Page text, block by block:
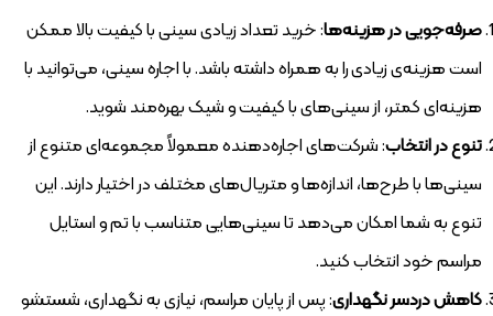
صرفه‌جویی در هزینه‌ها: خرید تعداد زیادی سینی با کیفیت بالا ممکن
است هزینه‌ی زیادی را به همراه داشته باشد. با اجاره سینی، می‌توانید با
هزینه‌ای کمتر، از سینی‌های با کیفیت و شیک بهره‌مند شوید.
تنوع در انتخاب: شرکت‌های اجاره‌دهنده معمولاً مجموعه‌ای متنوع از
سینی‌ها با طرح‌ها، اندازه‌ها و متریال‌های مختلف در اختیار دارند. این
تنوع به شما امکان می‌دهد تا سینی‌هایی متناسب با تم و استایل
مراسم خود انتخاب کنید.
کاهش دردسر نگهداری: پس از پایان مراسم، نیازی به نگهداری، شستشو